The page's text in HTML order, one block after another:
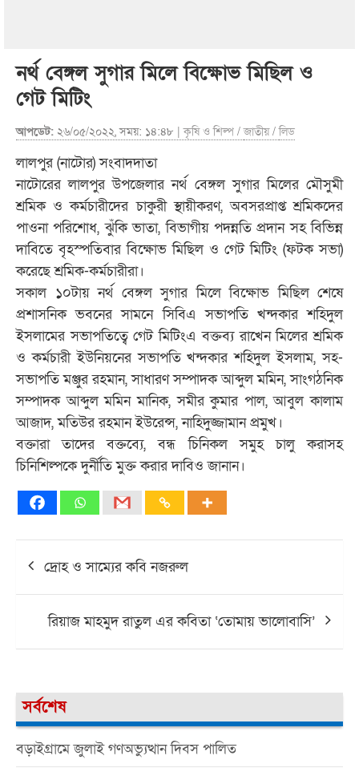
নর্থ বেঙ্গল সুগার মিলে বিক্ষোভ মিছিল ও
গেট মিটিং
আপডেট: ২৬/০৫/২০২২, সময়: ১৪:৪৮ |কৃষি ও শিল্প /জাতীয়/লিড
লালপুর (নাটোর) সংবাদদাতা
নাটোরের লালপুর উপজেলার নর্থ বেঙ্গল সুগার মিলের মৌসুমী
শ্রমিক ও কর্মচারীদের চাকুরী স্থায়ীকরণ, অবসরপ্রাপ্ত শ্রমিকদের
পাওনা পরিশোধ, ঝুঁকি ভাতা, বিভাগীয় পদন্নতি প্রদান সহ বিভিন্ন
দাবিতে বৃহস্পতিবার বিক্ষোভ মিছিল ও গেট মিটিং (ফটক সভা)
করেছে শ্রমিক-কর্মচারীরা।
সকাল ১০টায় নর্থ বেঙ্গল সুগার মিলে বিক্ষোভ মিছিল শেষে
প্রশাসনিক ভবনের সামনে সিবিএ সভাপতি খন্দকার শহিদুল
ইসলামের সভাপতিত্বে গেট মিটিংএ বক্তব্য রাখেন মিলের শ্রমিক
ও কর্মচারী ইউনিয়নের সভাপতি খন্দকার শহিদুল ইসলাম, সহ-
সভাপতি মঞ্জুর রহমান, সাধারণ সম্পাদক আব্দুল মমিন, সাংগঠনিক
সম্পাদক আব্দুল মমিন মানিক, সমীর কুমার পাল, আবুল কালাম
আজাদ, মতিউর রহমান ইউরেন্স, নাহিদুজ্জামান প্রমুখ।
বক্তারা তাদের বক্তব্যে, বন্ধ চিনিকল সমুহ চালু করাসহ
চিনিশিল্পকে দুর্নীতি মুক্ত করার দাবিও জানান।
navigation
দ্রোহ ও সাম্যের কবি নজরুল
রিয়াজ মাহমুদ রাতুল এর কবিতা ‘তোমায় ভালোবাসি’
সর্বশেষ
বড়াইগ্রামে জুলাই গণঅভ্যুত্থান দিবস পালিত